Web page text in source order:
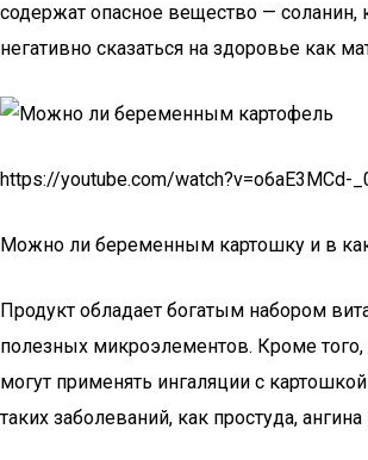
содержат опасное вещество — соланин,
негативно сказаться на здоровье как
https://youtube.com/watch?v=o6aE3MCd-
Можно ли беременным картошку и в
Продукт обладает богатым набором
полезных микроэлементов. Кроме
могут применять ингаляции с
таких заболеваний, как простуда, ангина